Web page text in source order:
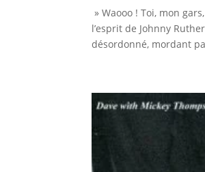
» Waooo ! Toi, mon
l’esprit de Johnny
désordonné, mordant